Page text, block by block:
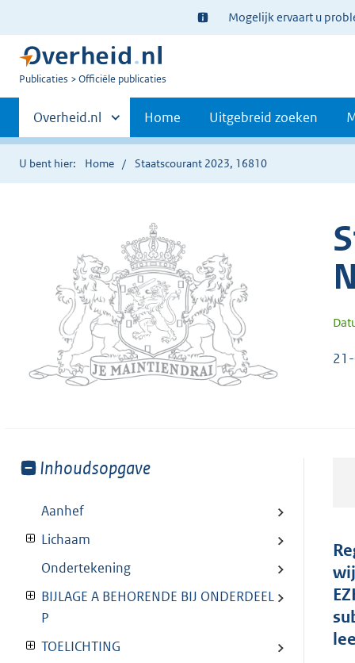
Ter
informatie:
Mogelijk ervaart u
U
Publicaties Officiële publicaties
Primaire
navigatie
Andere
sites
binnen
Overheid.nl Home Uitgebreid zoeken
U bent hier: Home Staatscourant 2023, 16810
Toon
van:
Inhoudsopgave
Aanhef
Lichaam
Ondertekening
BIJLAGE A BEHORENDE BIJ ONDERDEEL
P
TOELICHTING